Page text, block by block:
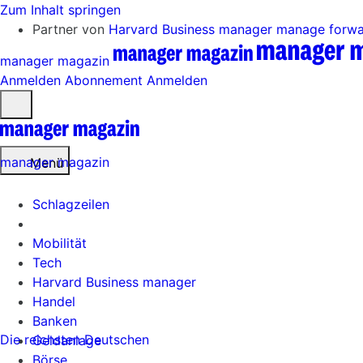
Zum Inhalt springen
Partner von Harvard Business manager manage
manager magazin
Anmelden Abonnement Anmelden
öffnen
Menü
Schlagzeilen
Mobilität
Tech
Harvard Business manager
Handel
Banken
Geldanlage
Börse
manager magazin
Die reichsten Deutschen